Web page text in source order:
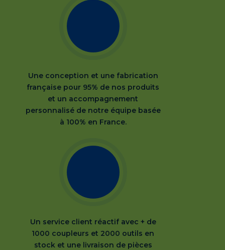
Une conception et une fabrication
française pour 95% de nos produits
et un accompagnement
personnalisé de notre équipe basée
à 100% en France.
Un service client réactif avec + de
1000 coupleurs et 2000 outils en
stock et une livraison de pièces